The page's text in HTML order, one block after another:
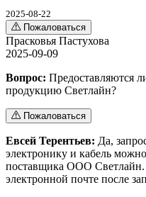
2025-08-22
Пожаловаться
Прасковья Пастухова
2025-09-09
Вопрос: Предоставляются
продукцию Светлайн?
Пожаловаться
Евсей Терентьев: Да,
электронику и кабель
поставщика ООО
электронной почте после